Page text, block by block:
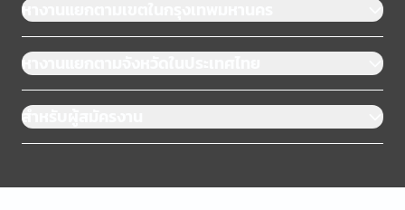
หางานแยกตามเขตในกรุงเทพมหานคร
หางานแยกตามจังหวัดในประเทศไทย
สำหรับผู้สมัครงาน